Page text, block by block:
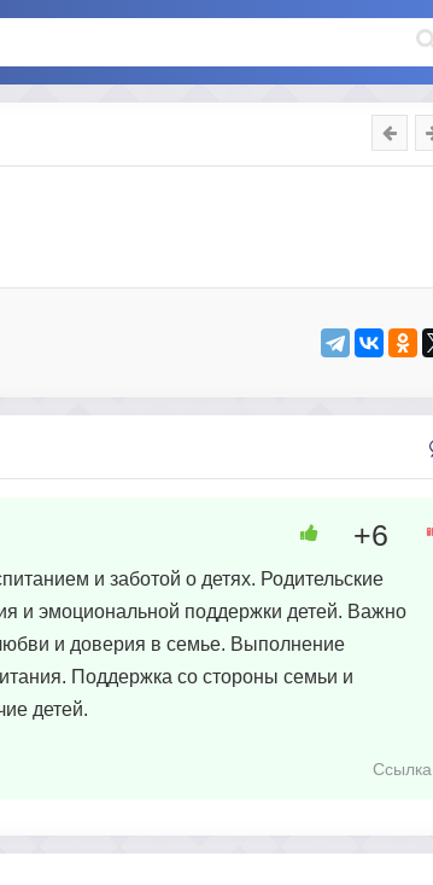
и заботой о детях. Родительские
и эмоциональной поддержки детей. Важно
и доверия в семье. Выполнение
Поддержка со стороны семьи и
детей.
+6
Ссылка